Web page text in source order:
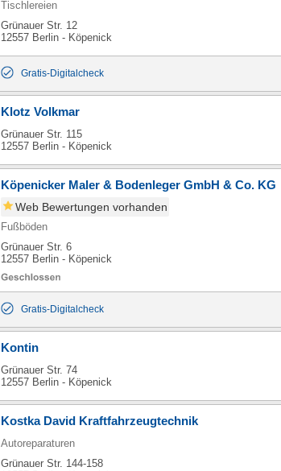
Tischlereien
Grünauer Str. 12
12557 Berlin - Köpenick
Gratis-Digitalcheck
Klotz Volkmar
Grünauer Str. 115
12557 Berlin - Köpenick
Köpenicker Maler & Bodenleger GmbH & Co. KG
Web Bewertungen vorhanden
Fußböden
Grünauer Str. 6
12557 Berlin - Köpenick
Gratis-Digitalcheck
Kontin
Grünauer Str. 74
12557 Berlin - Köpenick
Kostka David Kraftfahrzeugtechnik
Autoreparaturen
Grünauer Str. 144-158